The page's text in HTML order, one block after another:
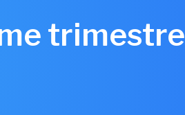
trimestre